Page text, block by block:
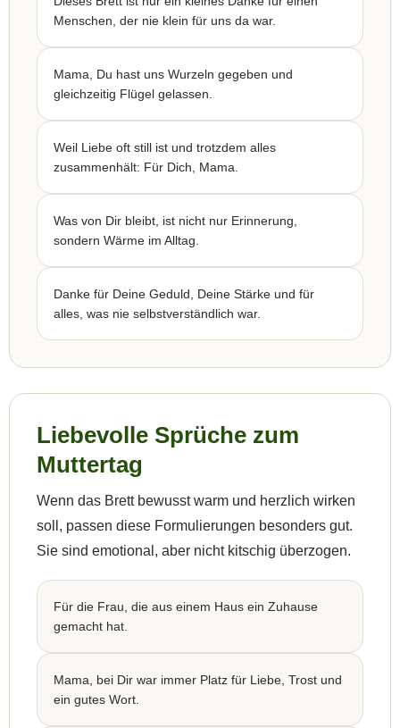
Menschen, der nie klein für uns da war.
Mama, Du hast uns Wurzeln gegeben und
gleichzeitig Flügel gelassen.
Weil Liebe oft still ist und trotzdem alles
zusammenhält: Für Dich, Mama.
Was von Dir bleibt, ist nicht nur Erinnerung,
sondern Wärme im Alltag.
Danke für Deine Geduld, Deine Stärke und für
alles, was nie selbstverständlich war.
Liebevolle Sprüche zum
Muttertag
Wenn das Brett bewusst warm und herzlich wirken
soll, passen diese Formulierungen besonders gut.
Sie sind emotional, aber nicht kitschig überzogen.
Für die Frau, die aus einem Haus ein Zuhause
gemacht hat.
Mama, bei Dir war immer Platz für Liebe, Trost und
ein gutes Wort.